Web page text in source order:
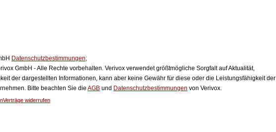
Datenschutzbestimmungen;
GmbH - Alle Rechte vorbehalten. Verivox verwendet größtmögliche Sorgfalt auf Aktualität,
der dargestellten Informationen, kann aber keine Gewähr für diese oder die Leistungsfähigkeit der
Bitte beachten Sie die AGB und Datenschutzbestimmungen von Verivox.
Verträge widerrufen